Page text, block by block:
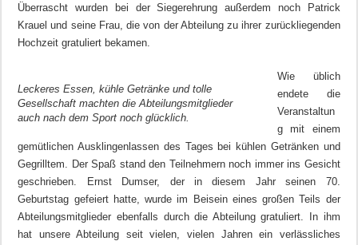
Überrascht wurden bei der Siegerehrung außerdem noch Patrick
Krauel und seine Frau, die von der Abteilung zu ihrer zurückliegenden
Hochzeit gratuliert bekamen.
Leckeres Essen, kühle Getränke und tolle
Gesellschaft machten die Abteilungsmitglieder
auch nach dem Sport noch glücklich.
Wie üblich
endete die
Veranstaltun
g mit einem
gemütlichen Ausklingenlassen des Tages bei kühlen Getränken und
Gegrilltem. Der Spaß stand den Teilnehmern noch immer ins Gesicht
geschrieben. Ernst Dumser, der in diesem Jahr seinen 70.
Geburtstag gefeiert hatte, wurde im Beisein eines großen Teils der
Abteilungsmitglieder ebenfalls durch die Abteilung gratuliert. In ihm
hat unsere Abteilung seit vielen, vielen Jahren ein verlässliches